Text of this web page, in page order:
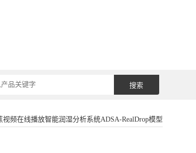
频在线播放智能润湿分析系统ADSA-RealDrop模型